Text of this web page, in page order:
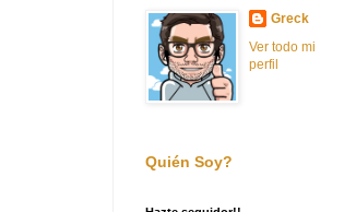
Greck
Ver todo mi
perfil
Quién Soy?